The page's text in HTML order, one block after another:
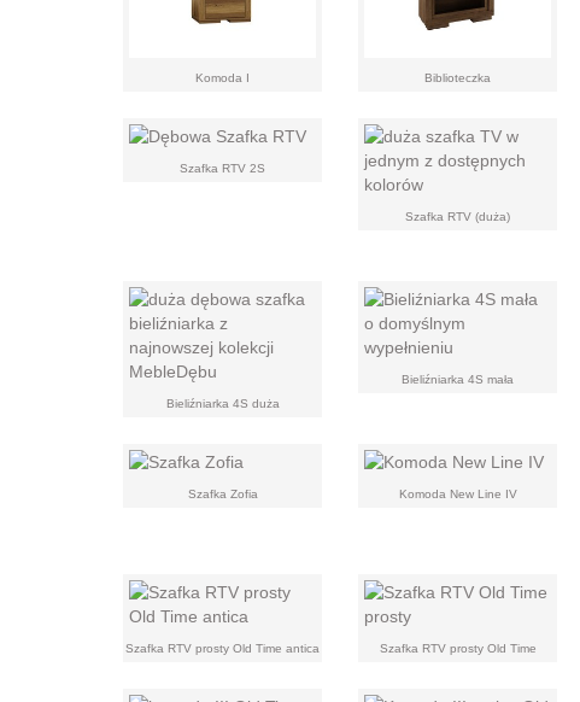
Komoda I Biblioteczka
Szafka RTV 2S
Szafka RTV (duża)
Bieliźniarka 4S duża
Bieliźniarka 4S mała
Szafka Zofia
Komoda New Line IV
Szafka RTV prosty Old Time antica Szafka RTV prosty Old Time